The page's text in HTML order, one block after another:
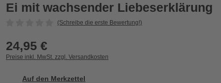
Ei mit wachsender Liebeserklärung
(Schreibe die erste Bewertung!)
24,95 €
Preise inkl. MwSt. zzgl. Versandkosten
Auf den Merkzettel